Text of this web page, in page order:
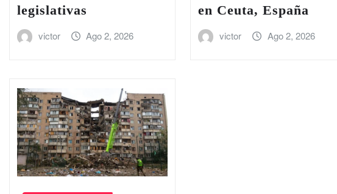
legislativas
victor Ago 2, 2026
en Ceuta, España
victor Ago 2, 2026